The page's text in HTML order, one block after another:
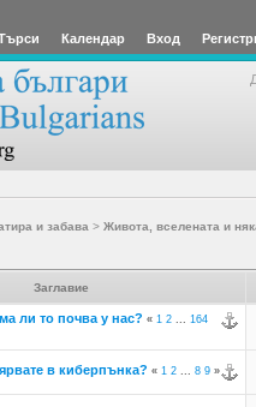
Календар Вход
и забава > Живота, вселената и
Заглавие
ли то почва у нас? « 1 2... 164
в киберпънка? « 1 2... 8 9»